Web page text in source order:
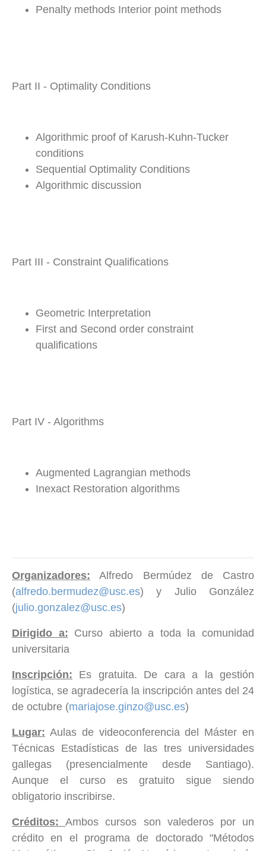
Penalty methods Interior point methods
Part II - Optimality Conditions
Algorithmic proof of Karush-Kuhn-Tucker
conditions
Sequential Optimality Conditions
Algorithmic discussion
Part III - Constraint Qualifications
Geometric Interpretation
First and Second order constraint
qualifications
Part IV - Algorithms
Augmented Lagrangian methods
Inexact Restoration algorithms
Organizadores: Alfredo Bermúdez de Castro
(alfredo.bermudez@usc.es) y Julio González
(julio.gonzalez@usc.es)
Dirigido a: Curso abierto a toda la comunidad
universitaria
Inscripción: Es gratuita. De cara a la gestión
logística, se agradecería la inscripción antes del 24
de octubre (mariajose.ginzo@usc.es)
Lugar: Aulas de videoconferencia del Máster en
Técnicas Estadísticas de las tres universidades
gallegas (presencialmente desde Santiago).
Aunque el curso es gratuito sigue siendo
obligatorio inscribirse.
Créditos:Ambos cursos son valederos por un
crédito en el programa de doctorado "Métodos